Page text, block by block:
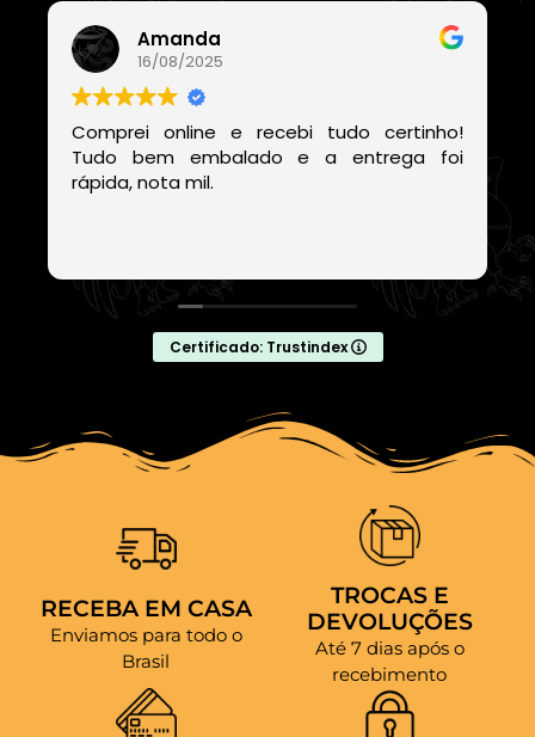
Amanda
16/08/2025
Comprei online e recebi tudo certinho!
Tudo bem embalado e a entrega foi
rápida, nota mil.
Certificado: Trustindex
RECEBA EM CASA
Enviamos para todo o
Brasil
TROCAS E
DEVOLUÇÕES
Até 7 dias após o
recebimento